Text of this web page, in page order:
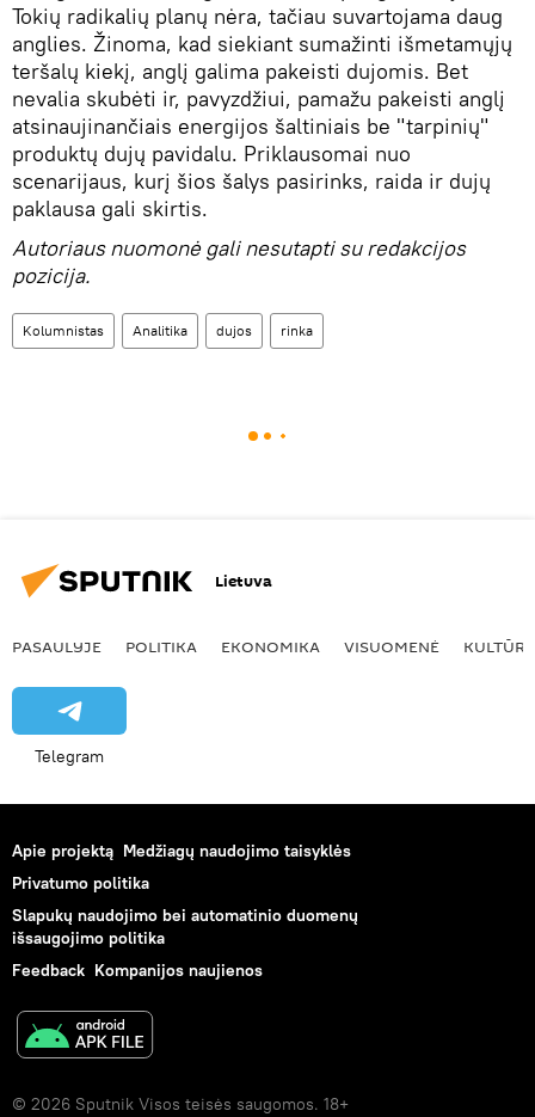
Tokių radikalių planų nėra, tačiau suvartojama daug
anglies. Žinoma, kad siekiant sumažinti išmetamųjų
teršalų kiekį, anglį galima pakeisti dujomis. Bet
nevalia skubėti ir, pavyzdžiui, pamažu pakeisti anglį
atsinaujinančiais energijos šaltiniais be "tarpinių"
produktų dujų pavidalu. Priklausomai nuo
scenarijaus, kurį šios šalys pasirinks, raida ir dujų
paklausa gali skirtis.
Autoriaus nuomonė gali nesutapti su redakcijos
pozicija.
Kolumnistas Analitika dujos rinka
Lietuva
PASAULYJE POLITIKA EKONOMIKA VISUOMENĖ KULTŪRA
Telegram
Apie projektą Medžiagų naudojimo taisyklės
Privatumo politika
Slapukų naudojimo bei automatinio duomenų
išsaugojimo politika
Feedback Kompanijos naujienos
© 2026 Sputnik Visos teisės saugomos. 18+